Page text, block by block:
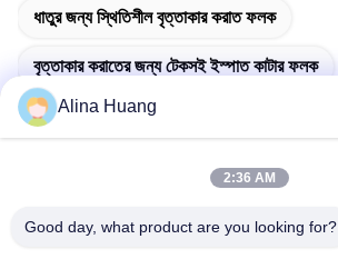
ধাতুর জন্য স্থিতিশীল বৃত্তাকার করাত ফলক
বৃত্তাকার করাতের জন্য টেকসই ইস্পাত কাটার ফলক
Alina Huang
2:36 AM
Good day, what product are you looking for?